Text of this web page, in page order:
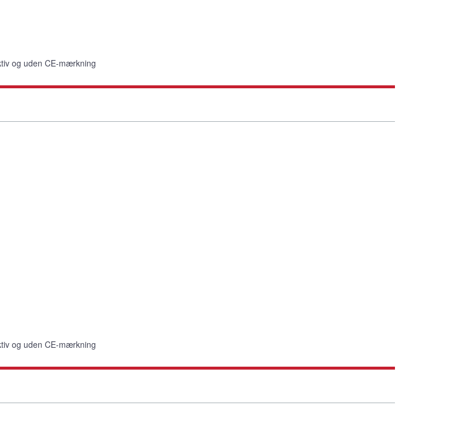
og uden CE-mærkning
og uden CE-mærkning